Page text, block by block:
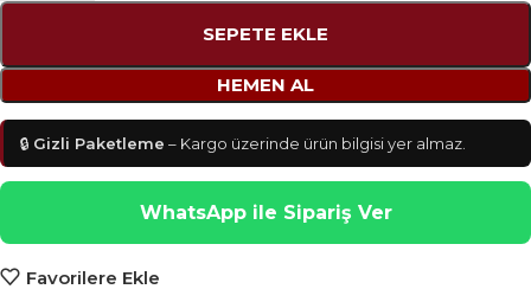
SEPETE EKLE
HEMEN AL
🔒 Gizli Paketleme – Kargo üzerinde ürün bilgisi yer almaz.
WhatsApp ile Sipariş Ver
Favorilere Ekle